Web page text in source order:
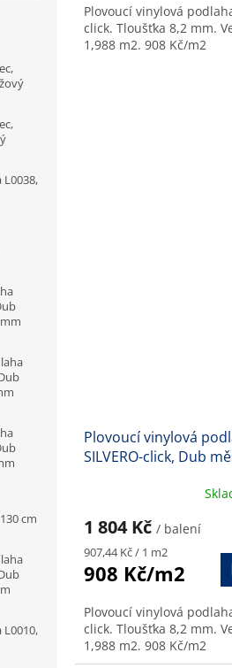
L0038,
cm
L0010,
Plovoucí vinylová
click. Tloušťka 8,2 mm.
1,988 m2. 908 Kč/m2
Plovoucí vinylová
SILVERO-click, Dub
1 804 Kč / balení
Měrná
cena:
907,44 Kč / 1 m2
908 Kč/m2
Plovoucí vinylová
click. Tloušťka 8,2 mm.
1,988 m2. 908 Kč/m2